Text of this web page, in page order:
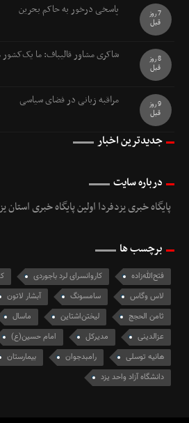
پاسخی درخور به حاکم بحرین 7 روز
قبل
شاکری مشاور قالیباف: ما 8 روز
قبل
مراقبه زبانی در فضای سیاسی 9 روز
قبل
جدیدترین اخبار
درباره سایت
پایگاه خبری یزدفردا اولین پایگاه خبری استان
برچسب ها
فتح‌الله‌زاده کاروانسرای لرد باجوردی
لاس وگاس
سامسونگ آبشار لاتون
ثامن الحجج
لیختن‌اشتاین ماسال
عزالدینی
مدیرکل امام حسین(ع)
هانیه توسلی
رامبدجوان
بيمارستان
دانشگاه آزاد واحد یزد